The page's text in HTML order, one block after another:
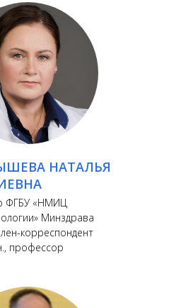
НАТАЛЬЯ
ФГБУ «НМИЦ
Минздрава
корреспондент
профессор